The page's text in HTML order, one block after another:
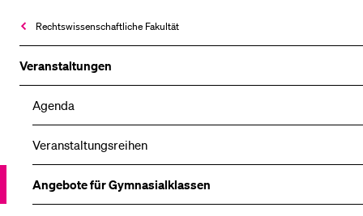
Rechtswissenschaftliche Fakultät
Veranstaltungen
Agenda
Veranstaltungsreihen
Angebote für Gymnasialklassen